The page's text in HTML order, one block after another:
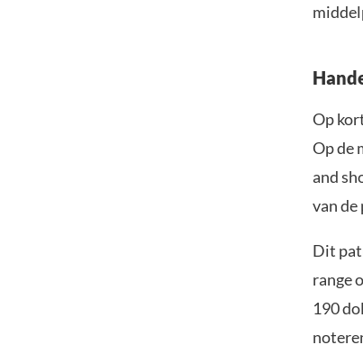
Op
Op de
and
van
Dit
range
190